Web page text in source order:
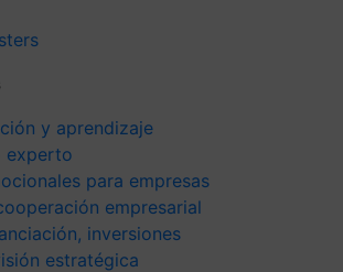
y aprendizaje
experto
para empresas
empresarial
inversiones
estratégica